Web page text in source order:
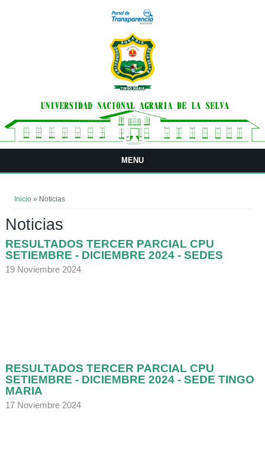
MENU
Inicio » Noticias
Noticias
RESULTADOS TERCER PARCIAL CPU
SETIEMBRE - DICIEMBRE 2024 - SEDES
19 Noviembre 2024
RESULTADOS TERCER PARCIAL CPU
SETIEMBRE - DICIEMBRE 2024 - SEDE TINGO
MARIA
17 Noviembre 2024